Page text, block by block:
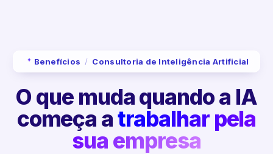
Benefícios / Consultoria de Inteligência Artificial
O que muda quando a IA
começa atrabalhar pela
sua empresa